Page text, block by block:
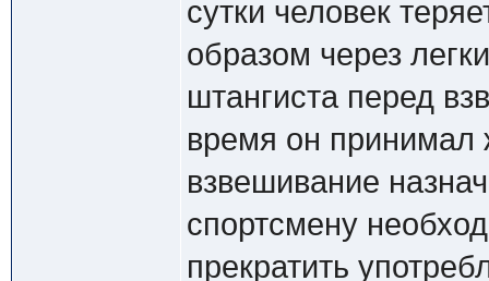
сутки человек
образом через
штангиста перед
время он принимал
взвешивание
спортсмену
прекратить